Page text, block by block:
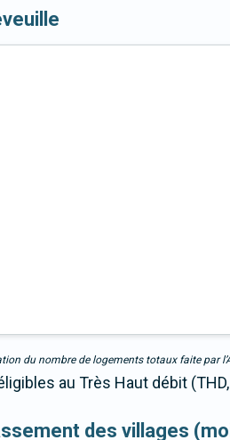
du nombre de logements totaux faite par
au Très Haut débit
des villages